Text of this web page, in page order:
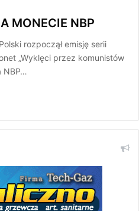
MONECIE NBP
rozpoczął emisję serii
„Wyklęci przez komunistów
NBP…